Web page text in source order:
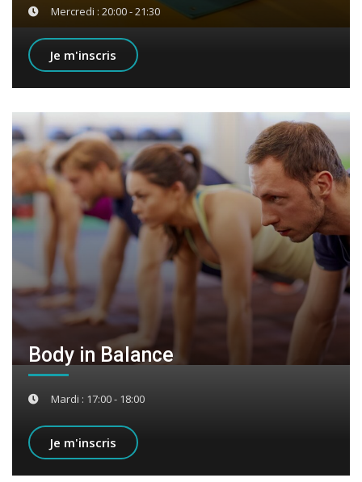
Mercredi : 20:00 - 21:30
Je m'inscris
Body in Balance
Mardi : 17:00 - 18:00
Je m'inscris